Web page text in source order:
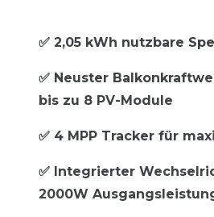
✅ 2,05 kWh nutzbare
✅ Neuster
bis zu 8 PV-Module
✅ 4 MPP Tracker für
✅ Integrierter
2000W